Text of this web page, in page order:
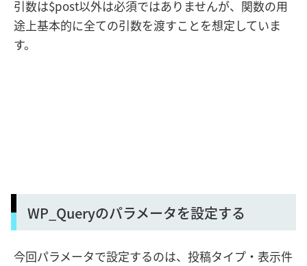
引数は$post以外は必須ではありませんが、関数の用
途上基本的に全ての引数を渡すことを想定していま
す。
WP_Queryのパラメータを設定する
今回パラメータで設定するのは、投稿タイプ・表示件